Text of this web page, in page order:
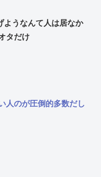
ようなんて人は居なか
タだけ
人のが圧倒的多数だし